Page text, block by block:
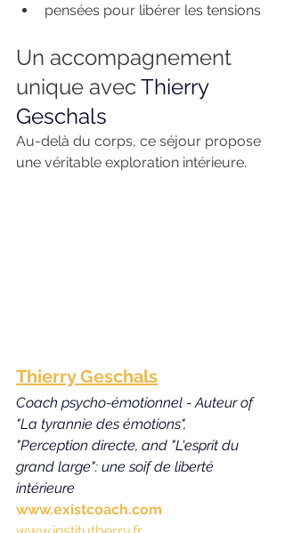
pensées pour libérer les tensions
Un accompagnement
unique avec Thierry
Geschals
Au-delà du corps, ce séjour propose
une véritable exploration intérieure.
Thierry Geschals
Coach psycho-émotionnel - Auteur of
"La tyrannie des émotions",
"Perception directe, and "L'esprit du
grand large": une soif de liberté
intérieure
www.existcoach.com